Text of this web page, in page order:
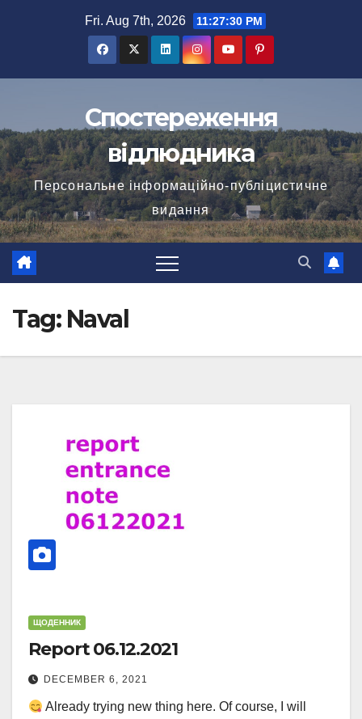
Fri. Aug 7th, 2026 11:27:30 PM
Спостереження
відлюдника
Персональне інформаційно-публіцистичне
видання
Tag: Naval
ЩОДЕННИК
Report 06.12.2021
DECEMBER 6, 2021
Already trying new thing here. Of course, I will